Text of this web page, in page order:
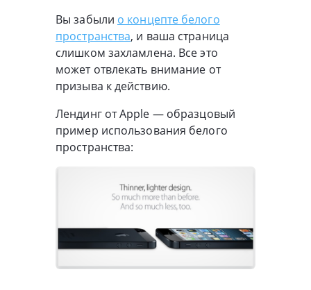
Вы забыли о концепте белого
пространства, и ваша страница
слишком захламлена. Все это
может отвлекать внимание от
призыва к действию.
Лендинг от Apple — образцовый
пример использования белого
пространства: